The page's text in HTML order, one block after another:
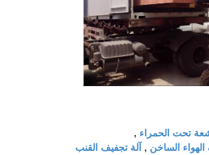
تحت الحمراء ,
الساخن , آلة تجفيف القنب